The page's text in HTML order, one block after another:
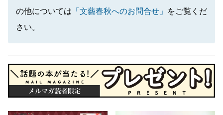
の他については 「文藝春秋へのお問合せ」
をご覧くだ
さい。